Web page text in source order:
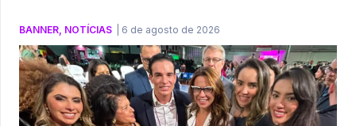
BANNER NOTÍCIAS 6 de agosto de 2026